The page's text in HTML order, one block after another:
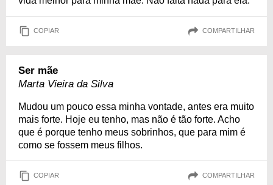
COPIAR COMPARTILHAR
Ser mãe
Marta Vieira da Silva
Mudou um pouco essa minha vontade, antes era muito
mais forte. Hoje eu tenho, mas não é tão forte. Acho
que é porque tenho meus sobrinhos, que para mim é
como se fossem meus filhos.
COPIAR COMPARTILHAR